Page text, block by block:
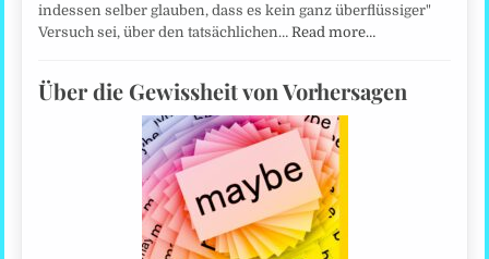
indessen selber glauben, dass es kein ganz überflüssiger"
Versuch sei, über den tatsächlichen…Read more…
Über die Gewissheit von Vorhersagen